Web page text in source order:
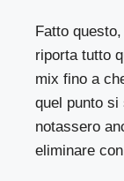
Fatto
riporta tutto
mix fino a
quel punto
notassero
eliminare